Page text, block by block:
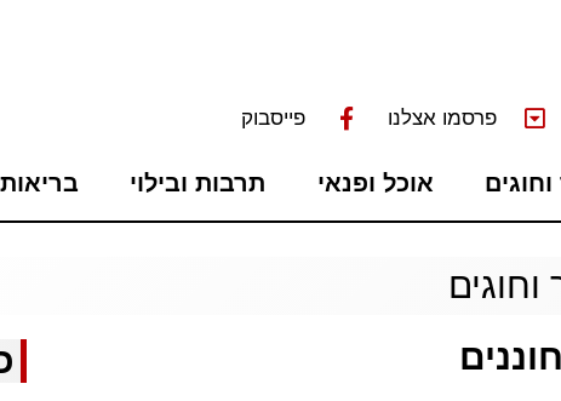
פרסמו אצלנו פייסבוק
וחוגים אוכל ופנאי תרבות ובילוי
וחוגים